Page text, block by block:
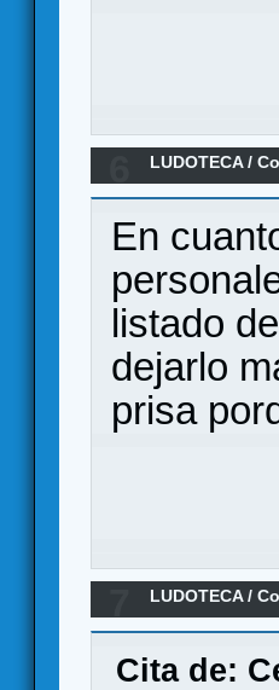
LUDOTECA/
En
listado
dejarlo
prisa
LUDOTECA/
Cita de: